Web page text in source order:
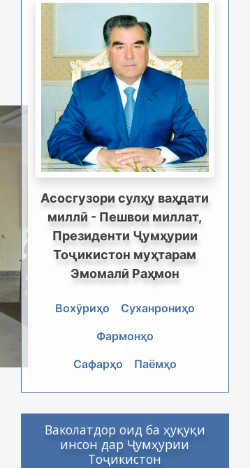
Асосгузори сулҳу ваҳдати
миллӣ - Пешвои миллат,
Президенти Ҷумҳурии
Тоҷикистон муҳтарам
Эмомалӣ Раҳмон
Вохӯриҳо
Суханрониҳо
Фармонҳо
Сафарҳо
Паёмҳо
Ваколатдор оид ба ҳуқуқи
инсон дар Ҷумҳурии
Тоҷикистон